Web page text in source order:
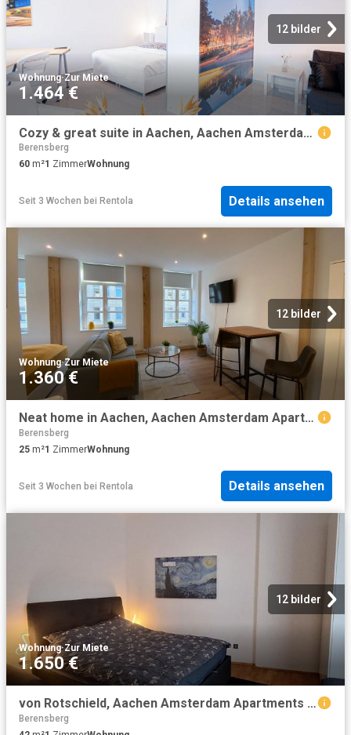
12 bilder
Wohnung·Zur Miete
1.464 €
Cozy & great suite in Aachen, Aachen Amsterdam Apartments for Rent
Berensberg
60 m²1 ZimmerWohnung
Seit 3 Wochen bei Rentola Details ansehen
12 bilder
Wohnung·Zur Miete
1.360 €
Neat home in Aachen, Aachen Amsterdam Apartments for Rent
Berensberg
25 m²1 ZimmerWohnung
Seit 3 Wochen bei Rentola Details ansehen
12 bilder
Wohnung·Zur Miete
1.650 €
von Rotschield, Aachen Amsterdam Apartments for Rent
Berensberg